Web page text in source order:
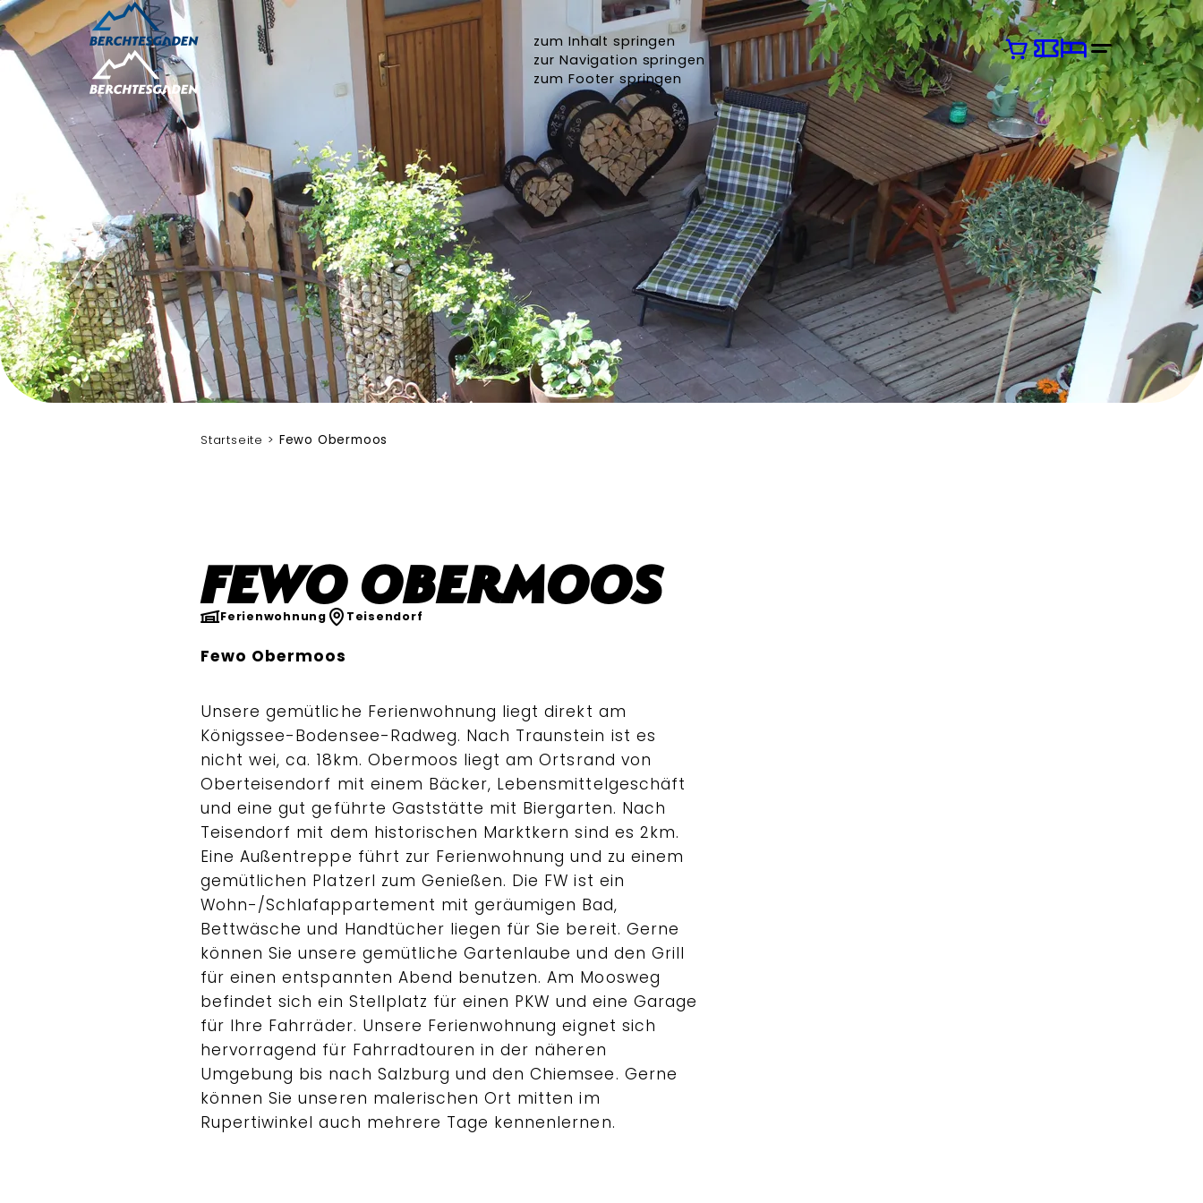
zum Inhalt springen
zur Navigation springen
zum Footer springen
Startseite Fewo Obermoos
Fewo Obermoos
Ferienwohnung Teisendorf
Fewo Obermoos
Unsere gemütliche Ferienwohnung liegt direkt am
Königssee-Bodensee-Radweg. Nach Traunstein ist es
nicht wei, ca. 18km. Obermoos liegt am Ortsrand von
Oberteisendorf mit einem Bäcker, Lebensmittelgeschäft
und eine gut geführte Gaststätte mit Biergarten. Nach
Teisendorf mit dem historischen Marktkern sind es 2km.
Eine Außentreppe führt zur Ferienwohnung und zu einem
gemütlichen Platzerl zum Genießen. Die FW ist ein
Wohn-/Schlafappartement mit geräumigen Bad,
Bettwäsche und Handtücher liegen für Sie bereit. Gerne
können Sie unsere gemütliche Gartenlaube und den Grill
für einen entspannten Abend benutzen. Am Moosweg
befindet sich ein Stellplatz für einen PKW und eine Garage
für Ihre Fahrräder. Unsere Ferienwohnung eignet sich
hervorragend für Fahrradtouren in der näheren
Umgebung bis nach Salzburg und den Chiemsee. Gerne
können Sie unseren malerischen Ort mitten im
Rupertiwinkel auch mehrere Tage kennenlernen.